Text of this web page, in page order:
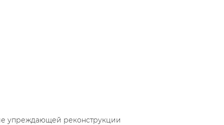
упреждающей реконструкции